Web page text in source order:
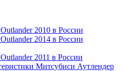
2010 в России
2014 в России
2011 в России
Митсубиси Аутлендер